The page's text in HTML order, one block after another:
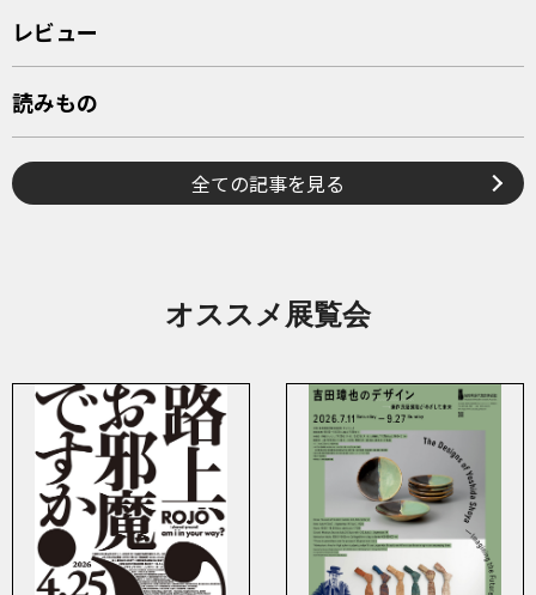
レビュー
読みもの
全ての記事を見る
オススメ展覧会